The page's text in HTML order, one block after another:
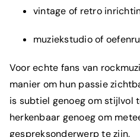
vintage of retro
muziekstudio of
Voor echte fans van
manier om hun passie
is subtiel genoeg om stijlvol
herkenbaar genoeg om
gespreksonderwerp te zijn.